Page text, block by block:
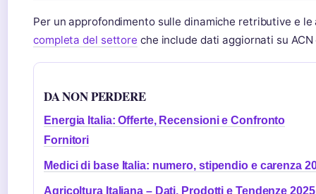
Per un approfondimento sulle dinamiche retributive e
completa del settore che include dati aggiornati su
DA NON PERDERE
Energia Italia: Offerte, Recensioni e Confronto
Fornitori
Medici di base Italia: numero, stipendio e carenza
Agricoltura Italiana – Dati, Prodotti e Tendenze 2025